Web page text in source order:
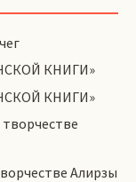
КНИГИ»
КНИГИ»
Алирзы